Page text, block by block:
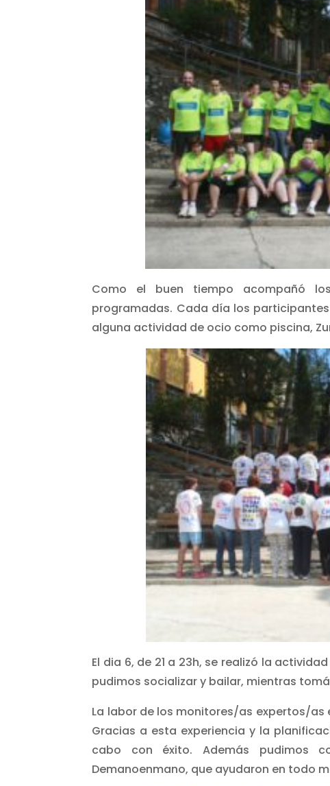
Como el buen tiempo acompañó
programadas. Cada día los
alguna actividad de ocio como piscina,
El dia 6, de 21 a 23h, se realizó la
pudimos socializar y bailar, mientras
La labor de los monitores/as expertos/
Gracias a esta experiencia y la
cabo con éxito. Además pudimos
Demanoenmano, que ayudaron en todo